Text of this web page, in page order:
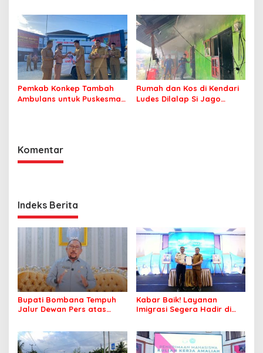
Sekolah dengan Aman
Sasaran
Pemkab Konkep Tambah
Ambulans untuk Puskesmas
Rumah dan Kos di Kendari
Ludes Dilalap Si Jago
Komentar
Indeks Berita
Bupati Bombana Tempuh
Jalur Dewan Pers atas
Kabar Baik! Layanan
Imigrasi Segera Hadir di